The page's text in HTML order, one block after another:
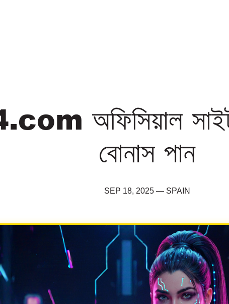
অফিসিয়াল সাইট
বোনাস পান
SEP 18, 2025— SPAIN